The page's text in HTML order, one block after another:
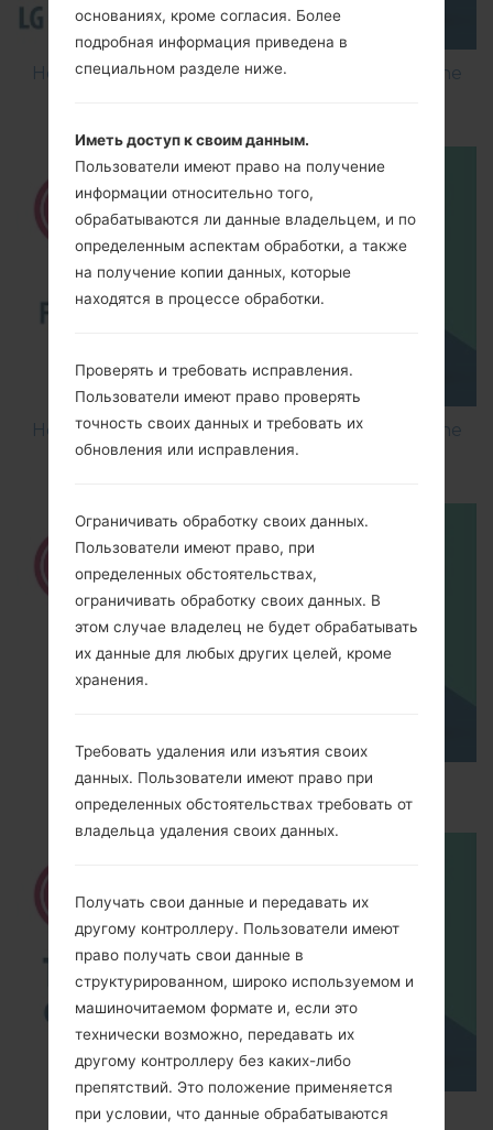
How to Flash Stock Firmware on LG Smartphone
How to Flash Stock Firmware on LG Smartphone
using LG UP?
How to Hard Reset on LG G5 H850?
TOP 5 SECRET CODES for LG!
основаниях, кроме согласия. Более
подробная информация приведена в
специальном разделе ниже.
Иметь доступ к своим данным.
Пользователи имеют право на получение
информации относительно того,
обрабатываются ли данные владельцем, и по
определенным аспектам обработки, а также
на получение копии данных, которые
находятся в процессе обработки.
Проверять и требовать исправления.
Пользователи имеют право проверять
точность своих данных и требовать их
обновления или исправления.
Ограничивать обработку своих данных.
Пользователи имеют право, при
определенных обстоятельствах,
ограничивать обработку своих данных. В
этом случае владелец не будет обрабатывать
их данные для любых других целей, кроме
хранения.
Требовать удаления или изъятия своих
данных. Пользователи имеют право при
определенных обстоятельствах требовать от
владельца удаления своих данных.
Получать свои данные и передавать их
другому контроллеру. Пользователи имеют
право получать свои данные в
структурированном, широко используемом и
машиночитаемом формате и, если это
технически возможно, передавать их
другому контроллеру без каких-либо
препятствий. Это положение применяется
при условии, что данные обрабатываются